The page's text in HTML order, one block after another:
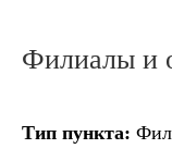
Филиалы и
Тип пункта: